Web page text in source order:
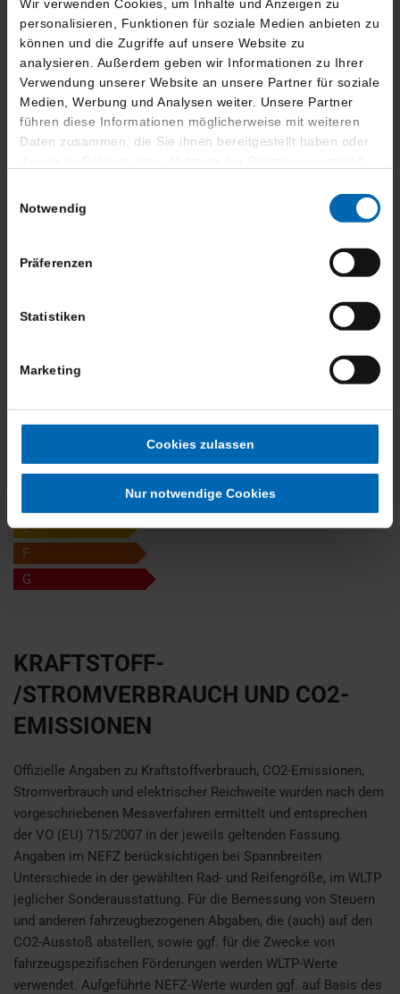
Wir verwenden Cookies, um Inhalte und Anzeigen zu
personalisieren, Funktionen für soziale Medien anbieten zu
können und die Zugriffe auf unsere Website zu
analysieren. Außerdem geben wir Informationen zu Ihrer
Verwendung unserer Website an unsere Partner für soziale
Medien, Werbung und Analysen weiter. Unsere Partner
führen diese Informationen möglicherweise mit weiteren
Daten zusammen, die Sie ihnen bereitgestellt haben oder
Notwendig
Präferenzen
Statistiken
Marketing
Cookies zulassen
Nur notwendige Cookies
Ich habe die Informationen zum Datenschutz gelesen
und akzeptiere sie.
*Erforderliche Angaben
Verbrauchswerte
CO -Emissionen (kombiniert):
Kraftstoffverbrauch Innenstadt:
Kraftstoffverbrauch Landstraße:
A
C
D
E
F
G
KRAFTSTOFF-
/STROMVERBRAUCH UND CO2-
EMISSIONEN
Offizielle Angaben zu Kraftstoffverbrauch, CO2-Emissionen,
Stromverbrauch und elektrischer Reichweite wurden nach dem
vorgeschriebenen Messverfahren ermittelt und entsprechen
der VO (EU) 715/2007 in der jeweils geltenden Fassung.
Angaben im NEFZ berücksichtigen bei Spannbreiten
Unterschiede in der gewählten Rad- und Reifengröße, im WLTP
jeglicher Sonderausstattung. Für die Bemessung von Steuern
und anderen fahrzeugbezogenen Abgaben, die (auch) auf den
CO2-Ausstoß abstellen, sowie ggf. für die Zwecke von
fahrzeugspezifischen Förderungen werden WLTP-Werte
verwendet. Aufgeführte NEFZ-Werte wurden ggf. auf Basis des